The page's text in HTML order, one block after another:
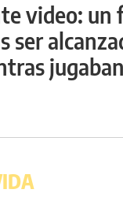
video: un
ser